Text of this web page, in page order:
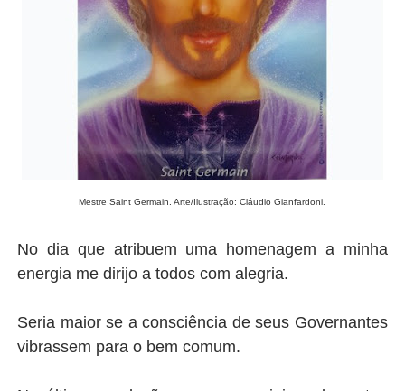
Mestre Saint Germain. Arte/Ilustração: Cláudio Gianfardoni.
No dia que atribuem uma homenagem a minha
energia me dirijo a todos com alegria.
Seria maior se a consciência de seus Governantes
vibrassem para o bem comum.